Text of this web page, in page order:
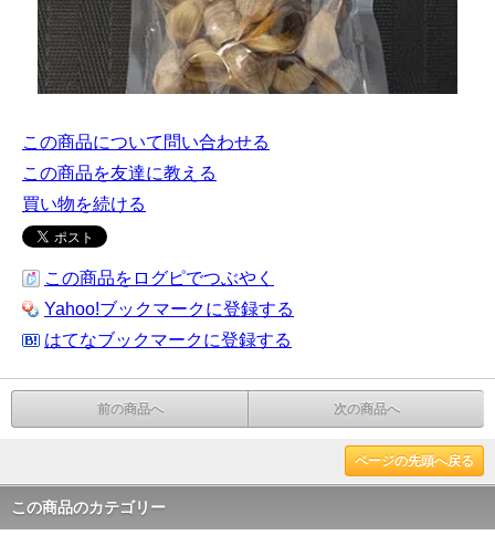
この商品について問い合わせる
この商品を友達に教える
買い物を続ける
この商品をログピでつぶやく
Yahoo!ブックマークに登録する
はてなブックマークに登録する
前の商品へ 次の商品へ
ページの先頭へ戻る
この商品のカテゴリー